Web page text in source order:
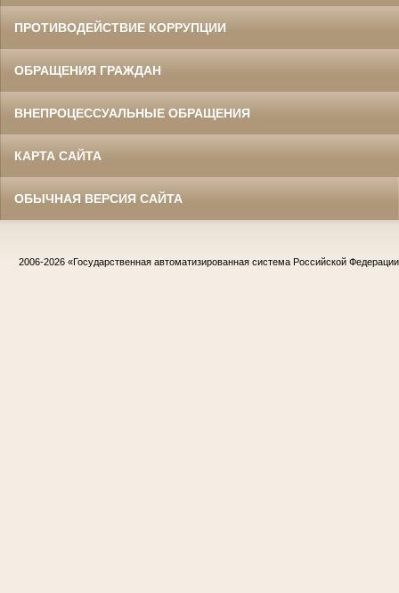
ПРОТИВОДЕЙСТВИЕ КОРРУПЦИИ
ОБРАЩЕНИЯ ГРАЖДАН
ВНЕПРОЦЕССУАЛЬНЫЕ ОБРАЩЕНИЯ
КАРТА САЙТА
ОБЫЧНАЯ ВЕРСИЯ САЙТА
2006-2026 «Государственная автоматизированная система Российской